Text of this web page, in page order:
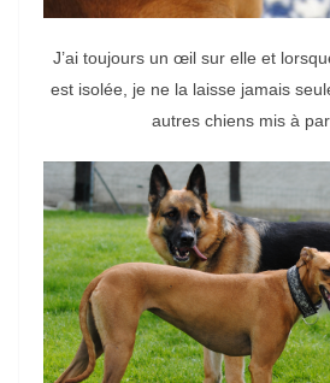
J’ai toujours un œil sur elle et
est isolée, je ne la laisse jamais
autres chiens mis à